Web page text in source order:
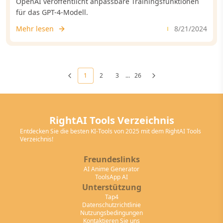
für das GPT-4-Modell.
Mehr lesen
8/21/2024
1 2 3 ... 26
RightAI Tools Verzeichnis
Entdecken Sie die besten KI-Tools von 2025 mit dem RightAI Tools
Verzeichnis!
Freundeslinks
AI Anime Generator
ToolsApp AI
Unterstützung
Tap4
Datenschutzrichtlinie
Nutzungsbedingungen
Kontaktieren Sie uns